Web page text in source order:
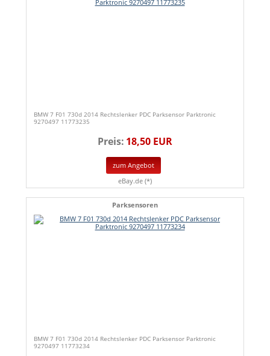
BMW 7 F01 730d 2014 Rechtslenker PDC Parksensor Parktronic
9270497 11773235
Preis: 18,50 EUR
zum Angebot
eBay.de (*)
Parksensoren
BMW 7 F01 730d 2014 Rechtslenker PDC Parksensor Parktronic
9270497 11773234